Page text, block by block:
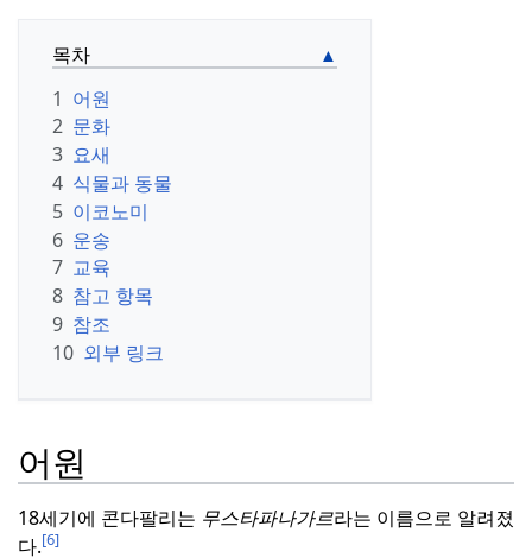
목차
1 어원
2 문화
3 요새
4 식물과 동물
5 이코노미
6 운송
7 교육
8 참고 항목
9 참조
10 외부 링크
어원
18세기에 콘다팔리는 무스타파나가르라는 이름으로 알려졌
다.[6]